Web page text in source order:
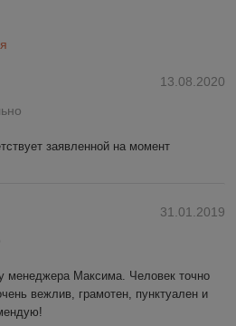
13.08.2020
заявленной на момент
31.01.2019
менеджера Максима. Человек точно
вежлив, грамотен, пунктуален и